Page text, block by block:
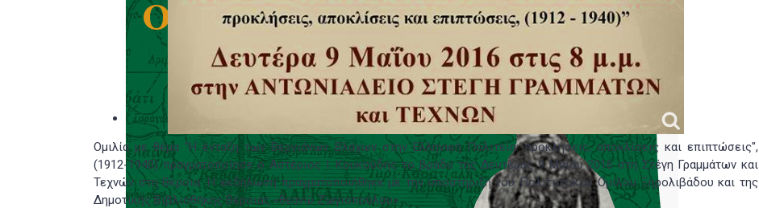
Ομιλία με θέμα "Η ένταξη των Βεργιάνων Βλάχων στην Ελληνική Πολιτεία: προκλήσεις, αποκλίσεις και επιπτώσεις",
(1912-1940) πραγματοποίησε ο Αστέριος Ι. Κουκούδης το βράδυ της Δευτέρας 9 Μαΐου 2016 στη Στέγη Γραμμάτων και
Τεχνών στη Βέροια. Η εκδήλωση πραγματοποιήθηκε με την υποστήριξη του Πολιτιστικού Ομίλου Ξηρολιβάδου και της
Δημοτικής Βιβλιοθήκης Βέροιας «θεανώ Ζωγιοπούλου»